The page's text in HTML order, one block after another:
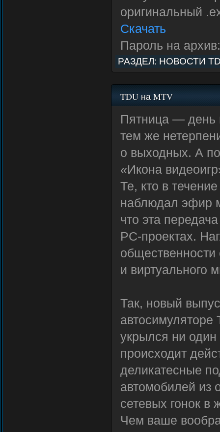
оригинальный
Скачать
Пароль на
РАЗДЕЛ: НОВОСТИ
TDU на MTV
Пятница — день
тем же
о выходных. А
«Икона
Те, кто в
наблюдал эфир
что эта
PC-проектах.
общественности
и виртуального
Так, новый
укрылся ни один
происходит
деликатесные
автомобилей из
сетевых гонок
Чем ваше